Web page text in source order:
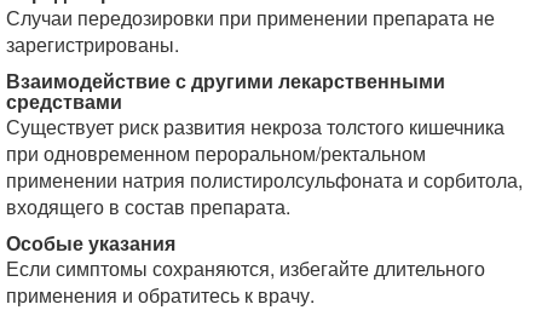
Случаи передозировки при применении препарата не
зарегистрированы.
Взаимодействие с другими лекарственными
средствами
Существует риск развития некроза толстого кишечника
при одновременном пероральном/ректальном
применении натрия полистиролсульфоната и сорбитола,
входящего в состав препарата.
Особые указания
Если симптомы сохраняются, избегайте длительного
применения и обратитесь к врачу.